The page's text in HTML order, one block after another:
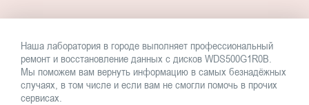
Наша лаборатория в городе выполняет профессиональный
ремонт и восстановление данных с дисков WDS500G1R0B.
Мы поможем вам вернуть информацию в самых безнадёжных
случаях, в том числе и если вам не смогли помочь в прочих
сервисах.